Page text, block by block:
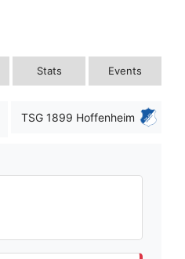
Stats Events
TSG 1899 Hoffenheim